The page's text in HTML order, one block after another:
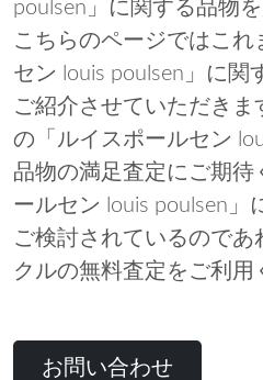
poulsen」に関する品物
こちらのページではこ
セン louis poulsen」に関
ご紹介させていただき
の「ルイスポールセン
品物の満足査定にご期待
ールセン louis poulsen」
ご検討されているのであ
クルの無料査定をご利用
お問い合わせ